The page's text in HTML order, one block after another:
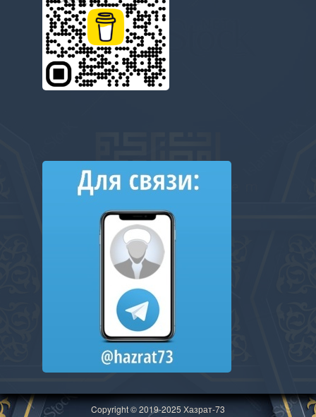
Copyright © 2019-2025 Хазрат-73